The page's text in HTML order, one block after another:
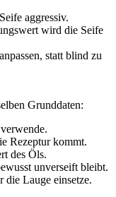
aggressiv.
wird die Seife
statt blind zu
Grunddaten:
Rezeptur kommt.
des Öls.
unverseift bleibt.
die Lauge einsetze.